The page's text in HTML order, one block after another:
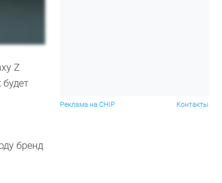
Z
бренд
Реклама на CHIP Контакты